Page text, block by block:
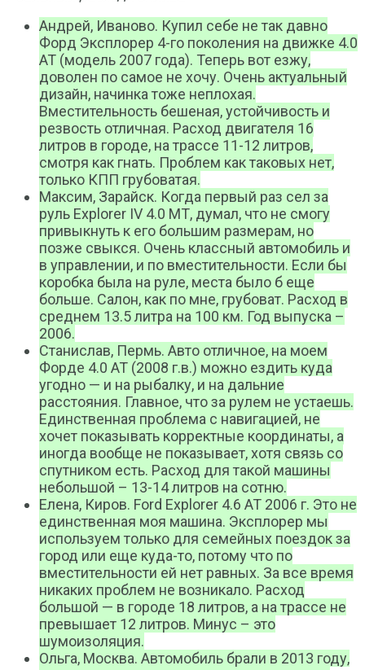
Андрей, Иваново. Купил себе не так давно
Форд Эксплорер 4-го поколения на движке 4.0
АТ (модель 2007 года). Теперь вот езжу,
доволен по самое не хочу. Очень актуальный
дизайн, начинка тоже неплохая.
Вместительность бешеная, устойчивость и
резвость отличная. Расход двигателя 16
литров в городе, на трассе 11-12 литров,
смотря как гнать. Проблем как таковых нет,
только КПП грубоватая.
Максим, Зарайск. Когда первый раз сел за
руль Explorer IV 4.0 МТ, думал, что не смогу
привыкнуть к его большим размерам, но
позже свыкся. Очень классный автомобиль и
в управлении, и по вместительности. Если бы
коробка была на руле, места было б еще
больше. Салон, как по мне, грубоват. Расход в
среднем 13.5 литра на 100 км. Год выпуска –
2006.
Станислав, Пермь. Авто отличное, на моем
Форде 4.0 АТ (2008 г.в.) можно ездить куда
угодно — и на рыбалку, и на дальние
расстояния. Главное, что за рулем не устаешь.
Единственная проблема с навигацией, не
хочет показывать корректные координаты, а
иногда вообще не показывает, хотя связь со
спутником есть. Расход для такой машины
небольшой – 13-14 литров на сотню.
Елена, Киров. Ford Explorer 4.6 AT 2006 г. Это не
единственная моя машина. Эксплорер мы
используем только для семейных поездок за
город или еще куда-то, потому что по
вместительности ей нет равных. За все время
никаких проблем не возникало. Расход
большой — в городе 18 литров, а на трассе не
превышает 12 литров. Минус – это
шумоизоляция.
Ольга, Москва. Автомобиль брали в 2013 году,